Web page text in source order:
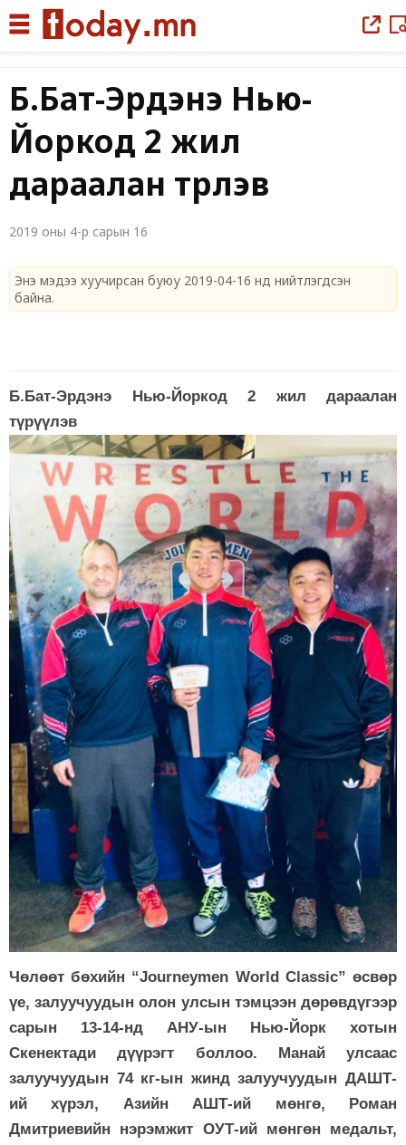
Б.Бат-Эрдэнэ Нью-
Йоркод 2 жил
дараалан түрүүлэв
2019 оны 4-р сарын 16
Энэ мэдээ хуучирсан буюу 2019-04-16 нд нийтлэгдсэн
байна.
Б.Бат-Эрдэнэ Нью-Йоркод 2 жил дараалан
түрүүлэв
Чөлөөт бөхийн “Journeymen World Classic” өсвөр
үе, залуучуудын олон улсын тэмцээн дөрөвдүгээр
сарын 13-14-нд АНУ-ын Нью-Йорк хотын
Скенектади дүүрэгт боллоо. Манай улсаас
залуучуудын 74 кг-ын жинд залуучуудын ДАШТ-
ий хүрэл, Азийн АШТ-ий мөнгө, Роман
Дмитриевийн нэрэмжит ОУТ-ий мөнгөн медальт,